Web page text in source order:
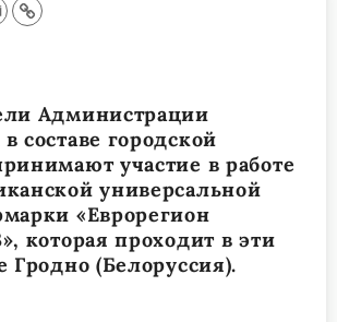
Администрации
составе городской
участие в работе
универсальной
«Еврорегион
которая проходит в эти
Гродно (Белоруссия).